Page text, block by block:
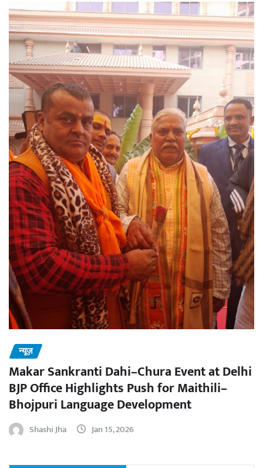
न्यूज़
Makar Sankranti Dahi–Chura Event at Delhi
BJP Office Highlights Push for Maithili–
Bhojpuri Language Development
Shashi Jha Jan 15, 2026